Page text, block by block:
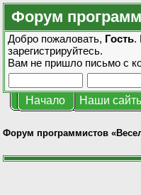
Форум
Добро пожаловать, Гость.
зарегистрируйтесь.
Вам не пришло письмо с
Начало Наши
Форум программистов